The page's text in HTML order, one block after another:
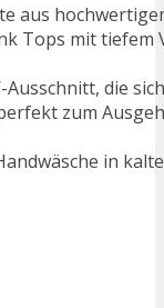
aus
Tops mit tiefem
die
zum
in